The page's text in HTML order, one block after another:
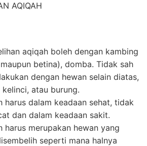
AQIQAH
aqiqah boleh dengan kambing
betina), domba. Tidak sah
dengan hewan selain diatas,
atau burung.
harus dalam keadaan sehat, tidak
dan dalam keadaan sakit.
harus merupakan hewan yang
seperti mana halnya